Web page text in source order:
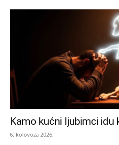
Kamo kućni ljubimci idu
6. kolovoza 2026.